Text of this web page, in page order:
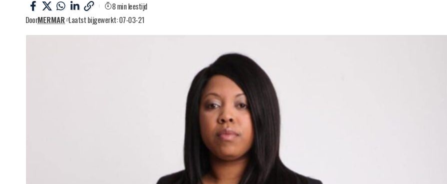
DoorMERMAR Laatst bijgewerkt: 07-03-21
8 min leestijd